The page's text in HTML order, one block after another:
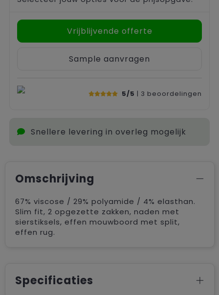
Vrijblijvende offerte
Sample aanvragen
5/5 | 3 beoordelingen
Snellere levering in overleg mogelijk
Omschrijving
67% viscose / 29% polyamide / 4% elasthan.
Slim fit, 2 opgezette zakken, naden met
sierstiksels, effen mouwboord met split,
effen rug.
Specificaties